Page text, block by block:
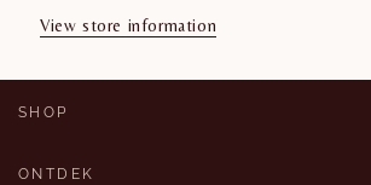
View store information
SHOP
ONTDEK